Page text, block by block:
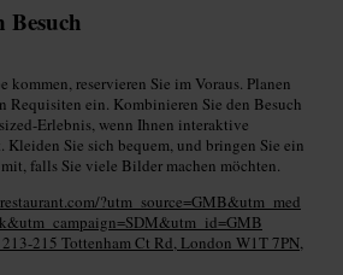
Besuch
kommen, reservieren Sie im Voraus. Planen
Requisiten ein. Kombinieren Sie den Besuch
Erlebnis, wenn Ihnen interaktive
Sie sich bequem, und bringen Sie ein
falls Sie viele Bilder machen möchten.
?utm_source=GMB&utm_med
215 Tottenham Ct Rd, London W1T 7PN,